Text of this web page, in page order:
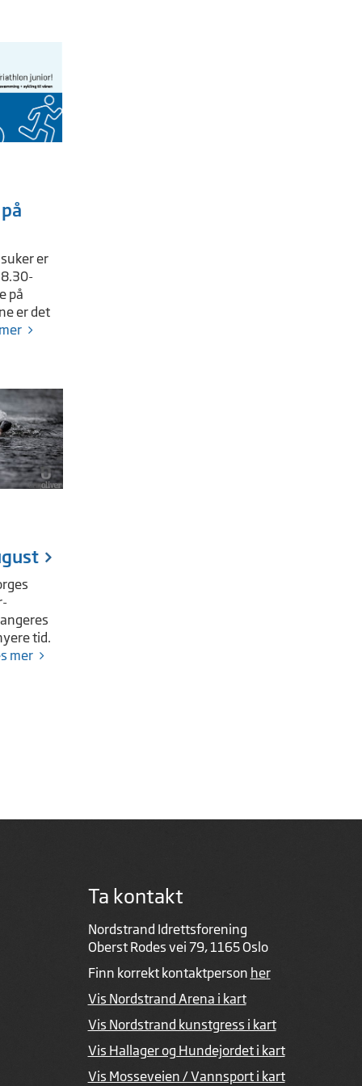
er
på
er det
tid.
mer
Ta kontakt
Nordstrand Idrettsforening
Oberst Rodes vei 79, 1165 Oslo
Finn korrekt kontaktperson her
Vis Nordstrand Arena i kart
Vis Nordstrand kunstgress i kart
Vis Hallager og Hundejordet i kart
Vis Mosseveien / Vannsport i kart